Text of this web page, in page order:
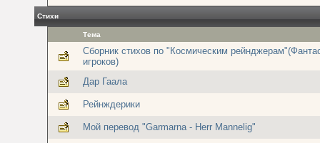
Стихи
Тема
Сборник стихов по "Космическим
игроков)
Дар Гаала
Рейнждерики
Мой перевод "Garmarna - Herr Mannelig"